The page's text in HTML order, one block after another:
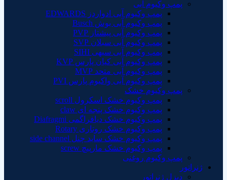
پمپ وکیوم آبی
پمپ وکیوم آبی ادواردز EDWARDS
پمپ‌ وکیوم آبی بوش Busch
پمپ وکیوم آبی پیشتاز PVP
پمپ وکیوم آبی سبلان SVP
پمپ وکیوم آبی سیهی SIHI
پمپ وکیوم آبی کیان پارس KVP
پمپ وکیوم آبی متحد MVP
پمپ وکیوم آبی واکیوم پارس PVI
پمپ وکیوم خشک
پمپ وکیوم خشک اسکرول scroll
پمپ وکیوم خشک پنجه ای claw
پمپ وکیوم خشک دیافراگمی Diafragmi
پمپ وکیوم خشک روتاری Rotary
پمپ وکیوم خشک ساید چنل side channel
پمپ وکیوم خشک مارپیچ screw
پمپ وکیوم روغنی
ژنراتور
دیزل ژنراتور